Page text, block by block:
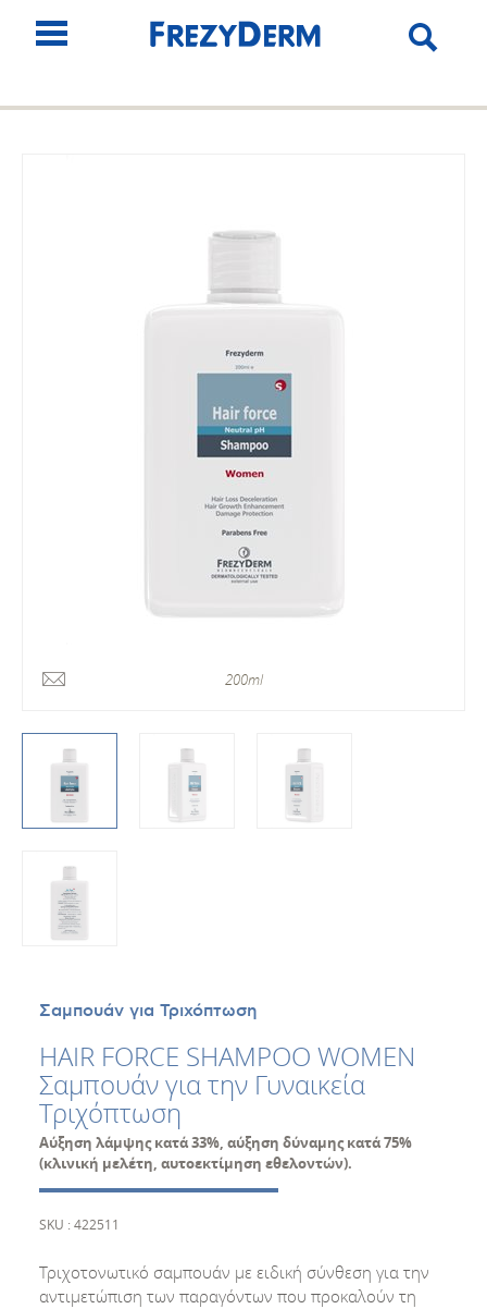
200ml
Σαμπουάν για Τριχόπτωση
HAIR FORCE SHAMPOO WOMEN
Σαμπουάν για την Γυναικεία
Τριχόπτωση
Αύξηση λάμψης κατά 33%, αύξηση δύναμης κατά 75%
(κλινική μελέτη, αυτοεκτίμηση εθελοντών).
SKU : 422511
Τριχοτονωτικό σαμπουάν με ειδική σύνθεση για την
αντιμετώπιση των παραγόντων που προκαλούν τη